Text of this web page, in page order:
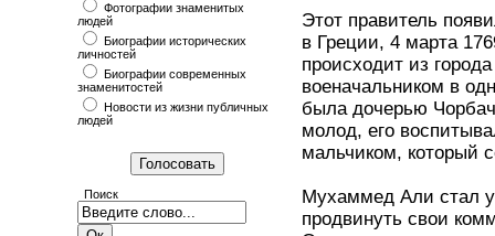
Фотографии знаменитых
людей
Биографии исторических
личностей
Биографии современных
знаменитостей
Новости из жизни публичных
людей
Поиск
Этот правитель
в Греции, 4 марта
происходит из
военачальником в
была дочерью
молод, его
мальчиком, который
Мухаммед Али стал
продвинуть свои